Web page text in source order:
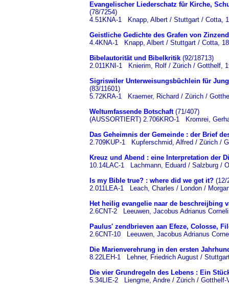
Evangelischer Liederschatz für Kirche,
(78/7254)
4.51KNA-1 Knapp, Albert / Stuttgart / Cotta,
Geistliche Gedichte des Grafen von
4.4KNA-1 Knapp, Albert / Stuttgart / Cotta,
Bibelautorität und Bibelkritik (92/18713)
2.011KNI-1 Knierim, Rolf / Zürich / Gotthelf,
Sigriswiler Unterweisungsbüchlein für
(83/11601)
5.72KRA-1 Kraemer, Richard / Zürich /
Weltumfassende Botschaft(71/407)
(AUSSORTIERT) 2.706KRO-1 Kromrei,
Das Geheimnis der Gemeinde : der Brief
2.709KUP-1 Kupferschmid, Alfred / Zürich /
Kreuz und Abend : eine Interpretation der
10.14LAC-1 Lachmann, Eduard / Salzburg /
Is my Bible true? : where did we get it? (12/
2.011LEA-1 Leach, Charles / London /
Het heilig evangelie naar de beschreijbing
2.6CNT-2 Leeuwen, Jacobus Adrianus
Paulus' zendbrieven aan Efeze, Colosse,
2.6CNT-10 Leeuwen, Jacobus Adrianus
Die Marienverehrung in den ersten
8.22LEH-1 Lehner, Friedrich August /
Die vier Grundregeln des Lebens : Ein
5.34LIE-2 Liengme, Andre / Zürich / Gotthelf-